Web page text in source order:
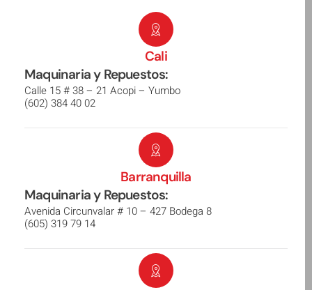
Cali
Maquinaria y Repuestos:
Calle 15 # 38 – 21 Acopi – Yumbo
(602) 384 40 02
Barranquilla
Maquinaria y Repuestos:
Avenida Circunvalar # 10 – 427 Bodega 8
(605) 319 79 14